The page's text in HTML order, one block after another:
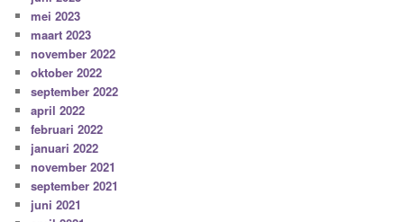
mei 2023
maart 2023
november 2022
oktober 2022
september 2022
april 2022
februari 2022
januari 2022
november 2021
september 2021
juni 2021